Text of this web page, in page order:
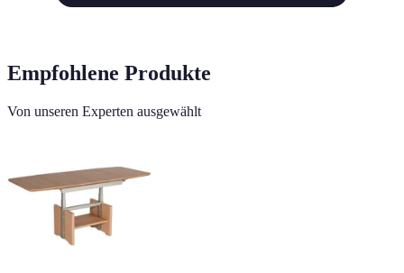
Empfohlene Produkte
Von unseren Experten ausgewählt